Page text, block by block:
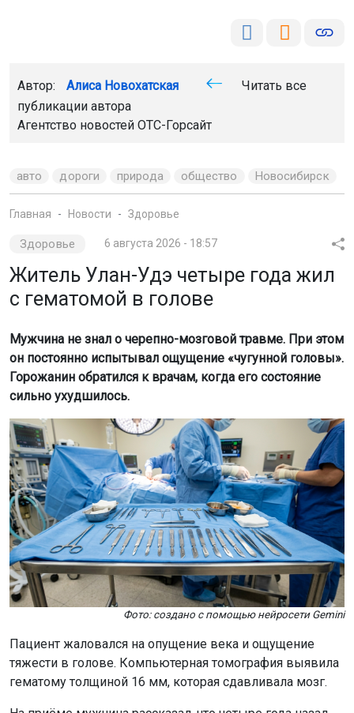
Автор: Алиса Новохатская
Читать все
публикации автора
Агентство новостей ОТС-Горсайт
авто дороги природа общество Новосибирск
Главная Новости Здоровье
Здоровье 6 августа 2026 - 18:57
Житель Улан-Удэ четыре года жил
с гематомой в голове
Мужчина не знал о черепно-мозговой травме. При этом
он постоянно испытывал ощущение «чугунной головы».
Горожанин обратился к врачам, когда его состояние
сильно ухудшилось.
Фото: создано с помощью нейросети Gemini
Пациент жаловался на опущение века и ощущение
тяжести в голове. Компьютерная томография выявила
гематому толщиной 16 мм, которая сдавливала мозг.